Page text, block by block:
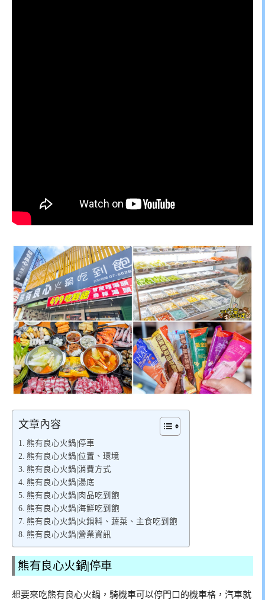
文章內容
熊有良心火鍋|停車
熊有良心火鍋|位置、環境
熊有良心火鍋|消費方式
熊有良心火鍋|湯底
熊有良心火鍋|肉品吃到飽
熊有良心火鍋|海鮮吃到飽
熊有良心火鍋|火鍋料、蔬菜、主食吃到飽
熊有良心火鍋|營業資訊
熊有良心火鍋|停車
想要來吃熊有良心火鍋，騎機車可以停門口的機車格，汽車就